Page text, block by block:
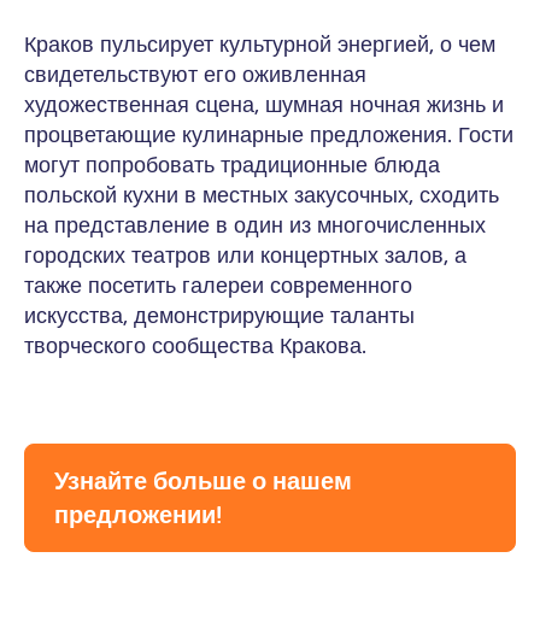
Краков пульсирует культурной энергией, о чем
свидетельствуют его оживленная
художественная сцена, шумная ночная жизнь и
процветающие кулинарные предложения. Гости
могут попробовать традиционные блюда
польской кухни в местных закусочных, сходить
на представление в один из многочисленных
городских театров или концертных залов, а
также посетить галереи современного
искусства, демонстрирующие таланты
творческого сообщества Кракова.
Узнайте больше о нашем
предложении!